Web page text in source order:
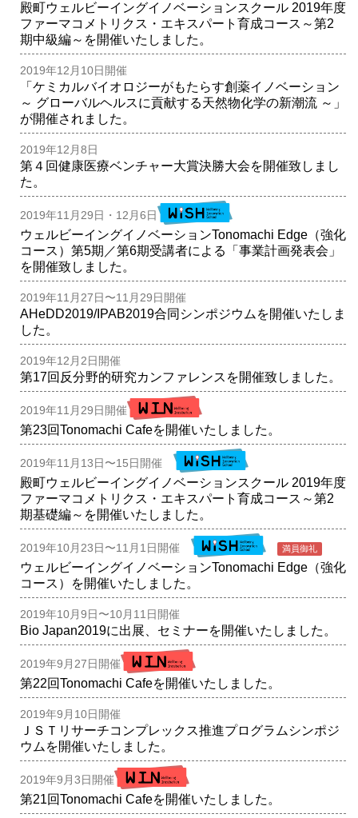
殿町ウェルビーイングイノベーションスクール 2019年度
ファーマコメトリクス・エキスパート育成コース～第2
期中級編～を開催いたしました。
2019年12月10日開催
「ケミカルバイオロジーがもたらす創薬イノベーション
～ グローバルヘルスに貢献する天然物化学の新潮流 ～」
が開催されました。
2019年12月8日
第４回健康医療ベンチャー大賞決勝大会を開催致しまし
た。
2019年11月29日・12月6日
ウェルビーイングイノベーションTonomachi Edge（強化
コース）第5期／第6期受講者による「事業計画発表会」
を開催致しました。
2019年11月27日〜11月29日開催
AHeDD2019/IPAB2019合同シンポジウムを開催いたしま
した。
2019年12月2日開催
第17回反分野的研究カンファレンスを開催致しました。
2019年11月29日開催
第23回Tonomachi Cafeを開催いたしました。
2019年11月13日〜15日開催
殿町ウェルビーイングイノベーションスクール 2019年度
ファーマコメトリクス・エキスパート育成コース～第2
期基礎編～を開催いたしました。
2019年10月23日〜11月1日開催 満員御礼
ウェルビーイングイノベーションTonomachi Edge（強化
コース）を開催いたしました。
2019年10月9日〜10月11日開催
Bio Japan2019に出展、セミナーを開催いたしました。
2019年9月27日開催
第22回Tonomachi Cafeを開催いたしました。
2019年9月10日開催
ＪＳＴリサーチコンプレックス推進プログラムシンポジ
ウムを開催いたしました。
2019年9月3日開催
第21回Tonomachi Cafeを開催いたしました。